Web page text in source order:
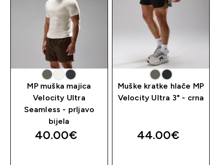
MP muška majica
Velocity Ultra
Seamless - prljavo
bijela
40.00€‎
Muške kratke hlače MP
Velocity Ultra 3" - crna
44.00€‎